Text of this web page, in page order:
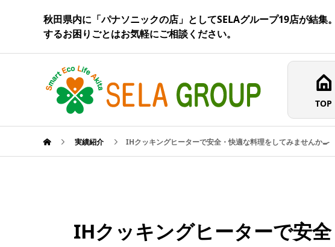
秋田県内に「パナソニックの店」としてSELAグループ19店が結集
するお困りごとはお気軽にご相談ください。
TOP
実績紹介 IHクッキングヒーターで安全・快適な料理をしてみませんか🍳
IHクッキングヒーターで安